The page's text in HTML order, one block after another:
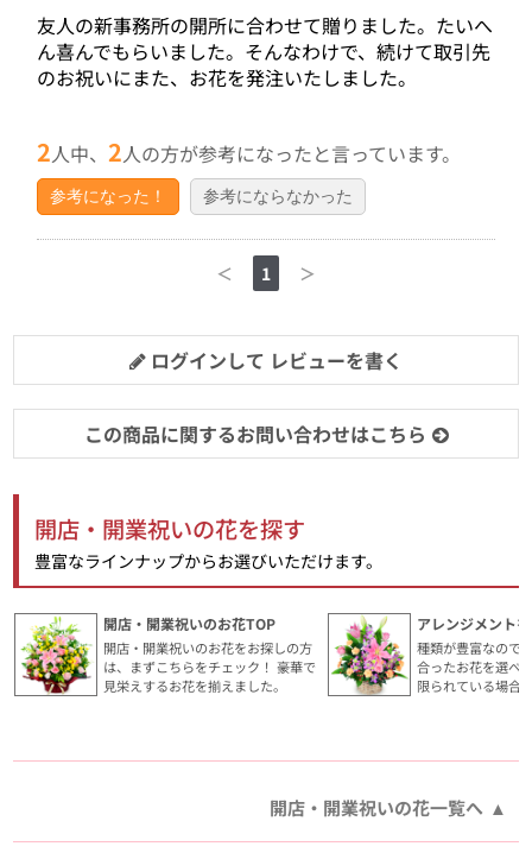
友人の新事務所の開所に合わせて贈りました。たいへ
ん喜んでもらいました。そんなわけで、続けて取引先
のお祝いにまた、お花を発注いたしました。
2人中、 2人の方が参考になったと言っています。
参考になった！ 参考にならなかった
＜ 1 ＞
ログインして レビューを書く
この商品に関するお問い合わせはこちら
開店・開業祝いの花を探す
豊富なラインナップからお選びいただけます。
開店・開業祝いのお花TOP
開店・開業祝いのお花をお探しの方
は、まずこちらをチェック！ 豪華で
見栄えするお花を揃えました。
アレンジメント
種類が豊富なので
合ったお花を選べ
限られている場合
開店・開業祝いの花一覧へ